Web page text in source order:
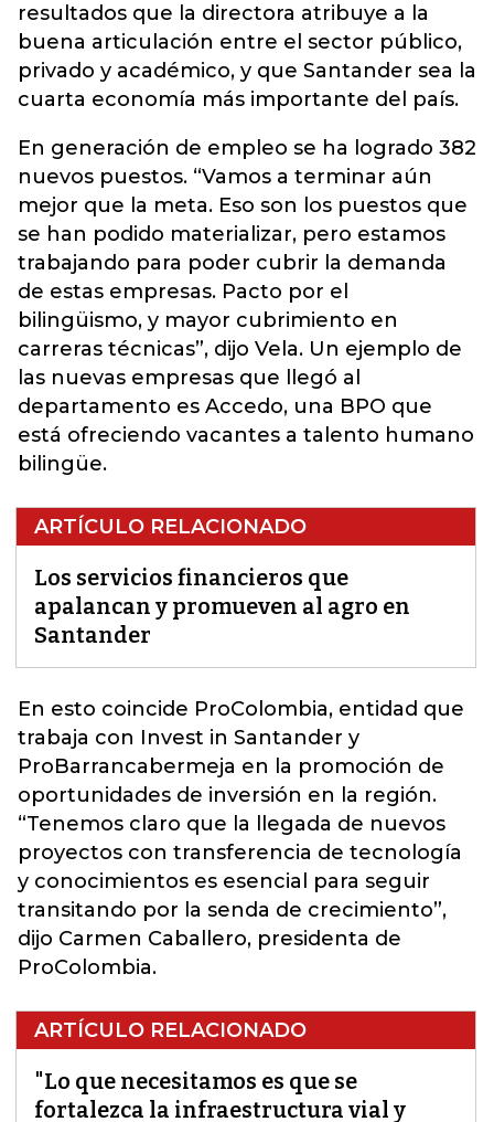
resultados que la directora atribuye a la
buena articulación entre el sector público,
privado y académico, y que Santander sea la
cuarta economía más importante del país.
En generación de empleo se ha logrado 382
nuevos puestos. “Vamos a terminar aún
mejor que la meta. Eso son los puestos que
se han podido materializar, pero estamos
trabajando para poder cubrir la demanda
de estas empresas. Pacto por el
bilingüismo, y mayor cubrimiento en
carreras técnicas”, dijo Vela. Un ejemplo de
las nuevas empresas que llegó al
departamento es Accedo, una BPO que
está ofreciendo vacantes a talento humano
bilingüe.
ARTÍCULO RELACIONADO
Los servicios financieros que
apalancan y promueven al agro en
Santander
En esto coincide ProColombia, entidad que
trabaja con Invest in Santander y
ProBarrancabermeja en la promoción de
oportunidades de inversión en la región.
“Tenemos claro que la llegada de nuevos
proyectos con transferencia de tecnología
y conocimientos es esencial para seguir
transitando por la senda de crecimiento”,
dijo Carmen Caballero, presidenta de
ProColombia.
ARTÍCULO RELACIONADO
"Lo que necesitamos es que se
fortalezca la infraestructura vial y